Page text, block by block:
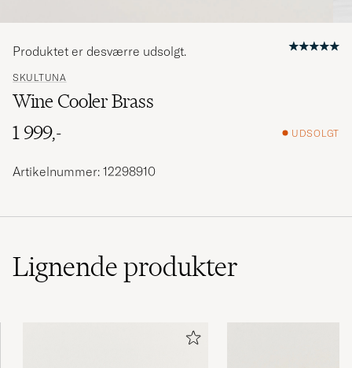
SKULTUNA
Wine Cooler Brass
1 999,-
UDSOLGT
Produktet er desværre udsolgt.
Artikelnummer: 12298910
Lignendeprodukter